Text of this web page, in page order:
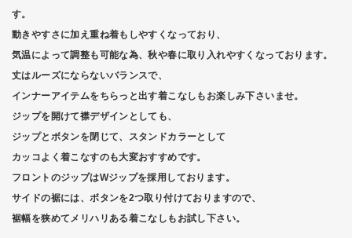
す。
動きやすさに加え重ね着もしやすくなっており、
気温によって調整も可能な為、秋や春に取り入れやすくなっております。
丈はルーズにならないバランスで、
インナーアイテムをちらっと出す着こなしもお楽しみ下さいませ。
ジップを開けて襟デザインとしても、
ジップとボタンを閉じて、スタンドカラーとして
カッコよく着こなすのも大変おすすめです。
フロントのジップはWジップを採用しております。
サイドの裾には、ボタンを2つ取り付けておりますので、
裾幅を狭めてメリハリある着こなしもお試し下さい。